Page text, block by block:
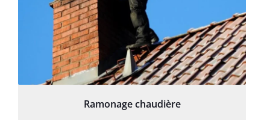
Ramonage chaudière